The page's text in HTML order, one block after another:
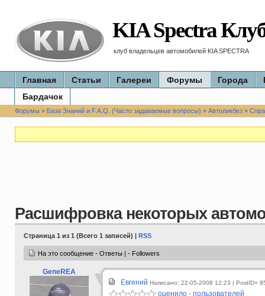
KIA Spectra
клуб владельцев автомобилей KIA SPECTRA
Главная Статьи Галереи Форумы Города
Бардачок
Форумы» База Знаний и F.A.Q. (Часто задаваемые вопросы) » Автоликбез»
Расшифровка некоторых
Страница 1 из 1 (Всего 1 записей) | RSS
На это сообщение - Ответы | - Followers
GeneREA
Евгений Написано: 22-05-2008 12:23 | PostID=
оценило - пользователей